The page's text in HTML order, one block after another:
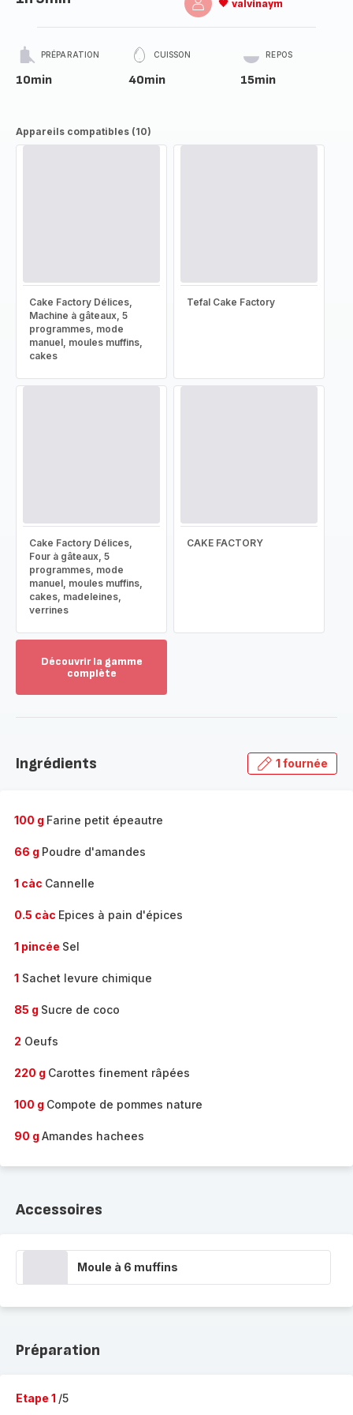
🖤 valvinaym
PRÉPARATION
10min
CUISSON
40min
REPOS
15min
Appareils compatibles (10)
Cake Factory Délices,
Machine à gâteaux, 5
programmes, mode
manuel, moules muffins,
cakes
Tefal Cake Factory
Cake Factory Délices,
Four à gâteaux, 5
programmes, mode
manuel, moules muffins,
cakes, madeleines,
verrines
CAKE FACTORY
Découvrir la gamme
complète
gamme
Ingrédients 1 fournée
100 g Farine petit épeautre
66 g Poudre d'amandes
1 càc Cannelle
0.5 càc Epices à pain d'épices
1 pincée Sel
1 Sachet levure chimique
85 g Sucre de coco
2 Oeufs
220 g Carottes finement râpées
100 g Compote de pommes nature
90 g Amandes hachees
Accessoires
Moule à 6 muffins
Préparation
Etape 1 /5